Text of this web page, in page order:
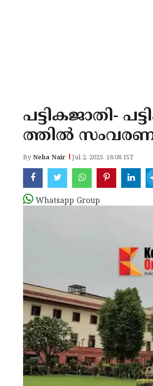
പട്ടികജാതി-
ത്തിൽ സംവരണ
ByNeha Nair Jul 2, 2025, 18:08 IST
Whatsapp Group